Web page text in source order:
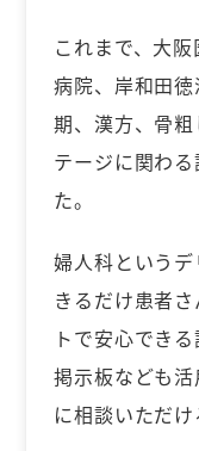
これまで、大
病院、岸和田
期、漢方、骨
テージに関わ
た。
婦人科という
きるだけ患者
トで安心でき
掲示板なども
に相談いただけ